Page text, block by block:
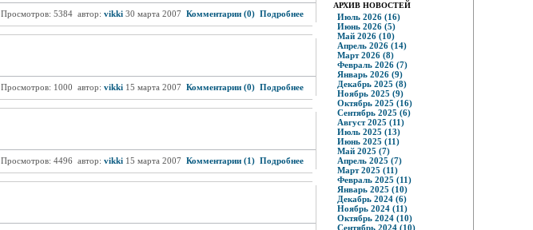
Просмотров: 5384 автор: vikki30 марта 2007 Комментарии (0) Подробнее
Просмотров: 1000 автор: vikki15 марта 2007 Комментарии (0) Подробнее
Просмотров: 4496 автор: vikki15 марта 2007 Комментарии (1) Подробнее
АРХИВ НОВОСТЕЙ
Июль 2026 (16)
Июнь 2026 (5)
Май 2026 (10)
Апрель 2026 (14)
Март 2026 (8)
Февраль 2026 (7)
Январь 2026 (9)
Декабрь 2025 (8)
Ноябрь 2025 (9)
Октябрь 2025 (16)
Сентябрь 2025 (6)
Август 2025 (11)
Июль 2025 (13)
Июнь 2025 (11)
Май 2025 (7)
Апрель 2025 (7)
Март 2025 (11)
Февраль 2025 (11)
Январь 2025 (10)
Декабрь 2024 (6)
Ноябрь 2024 (11)
Октябрь 2024 (10)
Сентябрь 2024 (10)